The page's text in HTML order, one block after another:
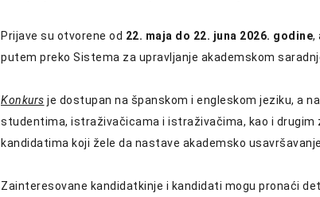
Prijave su otvorene od 22. maja do 22. juna 2026. godine,
putem preko Sistema za upravljanje akademskom
Konkurs je dostupan na španskom i engleskom jeziku, a
studentima, istraživačicama i istraživačima, kao i drugim
kandidatima koji žele da nastave akademsko
Zainteresovane kandidatkinje i kandidati mogu pronaći